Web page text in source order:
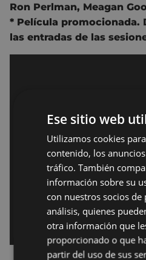
Ron Perlman, Meagan
* Película promocionada.
las entradas de las
Ese sitio web
Utilizamos cookies
contenido, los
tráfico. También
información sobre su
con nuestros socios
análisis, quienes
otra información que
proporcionado o que
partir del uso de sus